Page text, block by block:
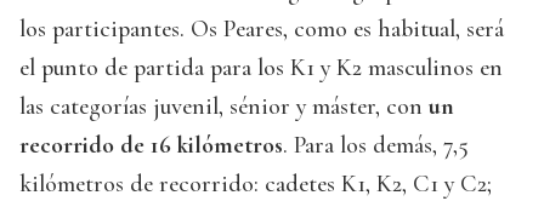
los participantes. Os Peares, como es habitual, será
el punto de partida para los K1 y K2 masculinos en
las categorías juvenil, sénior y máster, con un
recorrido de 16 kilómetros. Para los demás, 7,5
kilómetros de recorrido: cadetes K1, K2, C1 y C2;